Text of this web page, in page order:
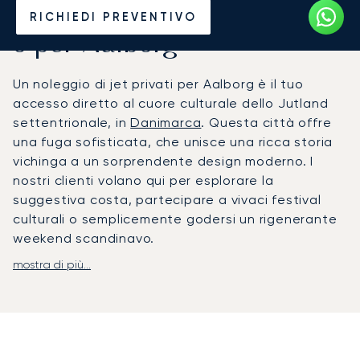
RICHIEDI PREVENTIVO
Noleggia un Jet Privato da
o per Aalborg
Un noleggio di jet privati per Aalborg è il tuo
accesso diretto al cuore culturale dello Jutland
settentrionale, inDanimarca. Questa città offre
una fuga sofisticata, che unisce una ricca storia
vichinga a un sorprendente design moderno. I
nostri clienti volano qui per esplorare la
suggestiva costa, partecipare a vivaci festival
culturali o semplicemente godersi un rigenerante
weekend scandinavo.
Ci adattiamo interamente al tuo programma,
mostra di più...